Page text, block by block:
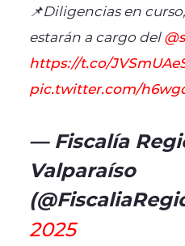
📌Diligencias en
estarán a cargo del
https://t.co/
pic.twitter.com/
— Fiscalía
Valparaíso
2025